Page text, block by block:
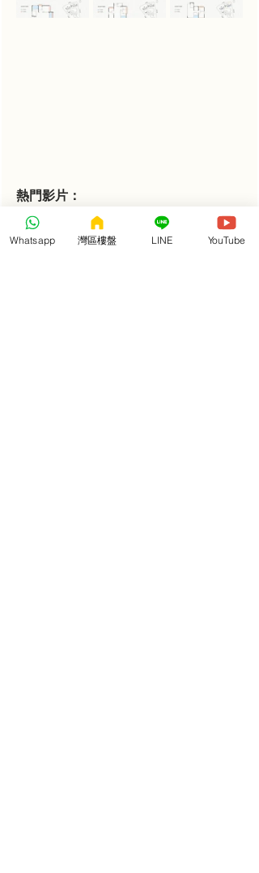
熱門影片：
https://www.youtube.com/watch?v=y3vvZa0DX7c
Whatsapp 灣區樓盤 LINE YouTube